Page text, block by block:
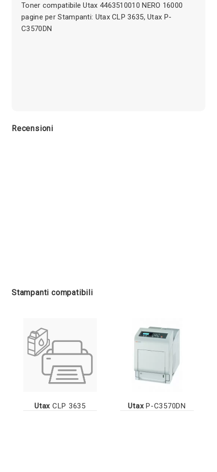
Toner compatibile Utax 4463510010 NERO 16000
pagine per Stampanti: Utax CLP 3635, Utax P-
C3570DN
Recensioni
Stampanti compatibili
Utax CLP 3635 UtaxP-C3570DN